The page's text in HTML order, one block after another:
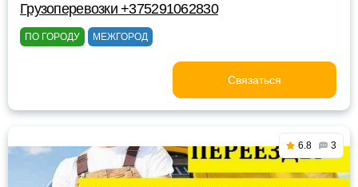
Грузоперевозки +375291062830
ПО ГОРОДУ МЕЖГОРОД
Связаться
6.8 3